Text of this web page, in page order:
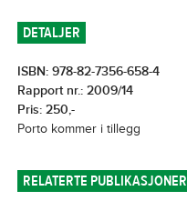
DETALJER
ISBN: 978-82-7356-658-4
Rapport nr.: 2009/14
Pris: 250,-
Porto kommer i tillegg
RELATERTE PUBLIKASJONER